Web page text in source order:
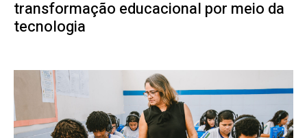
transformação educacional por meio da
tecnologia